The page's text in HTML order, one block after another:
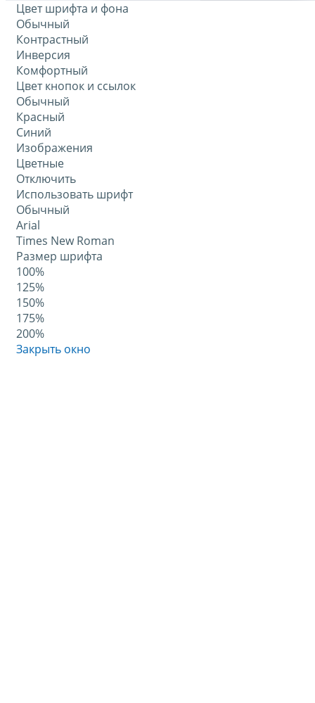
Цвет шрифта и фона
Обычный
Контрастный
Инверсия
Комфортный
Цвет кнопок и ссылок
Обычный
Красный
Синий
Изображения
Цветные
Отключить
Использовать шрифт
Обычный
Arial
Times New Roman
Размер шрифта
100%
125%
150%
175%
200%
Закрыть окно